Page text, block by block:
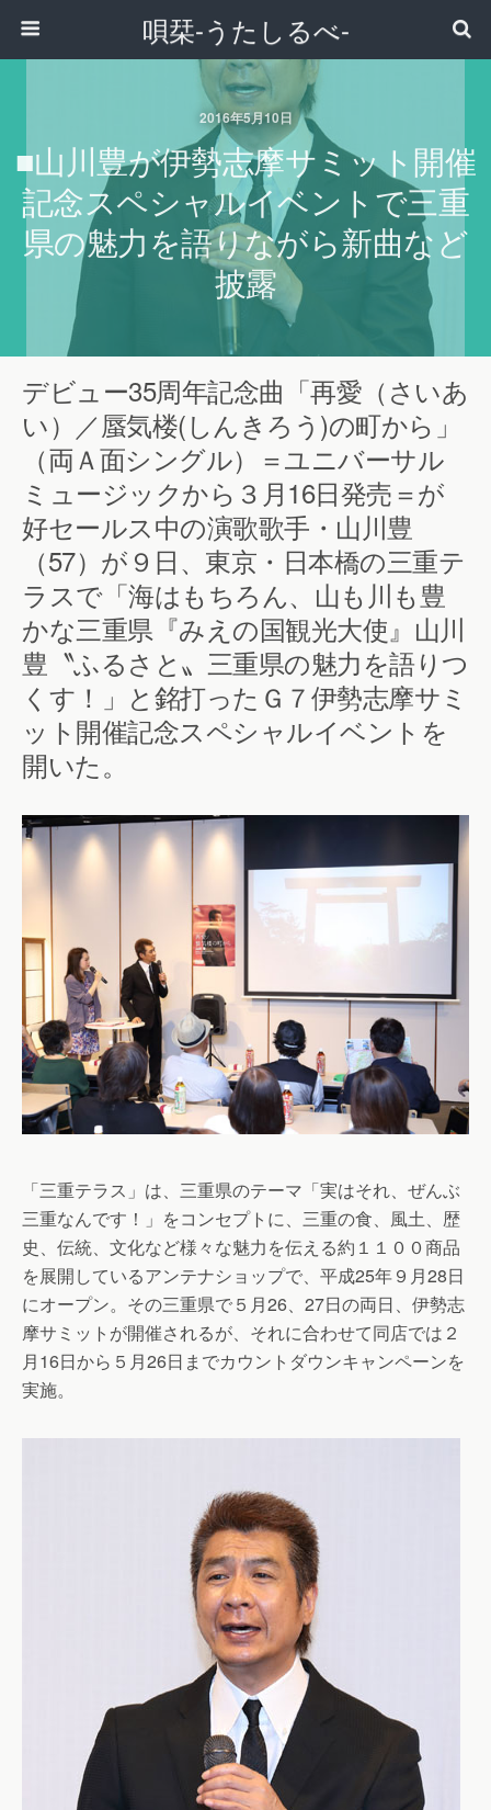
唄栞-うたしるべ-
2016年5月10日
■山川豊が伊勢志摩サミット開催
記念スペシャルイベントで三重
県の魅力を語りながら新曲など
披露
デビュー35周年記念曲「再愛（さいあ
い）／蜃気楼(しんきろう)の町から」
（両Ａ面シングル）＝ユニバーサル
ミュージックから３月16日発売＝が
好セールス中の演歌歌手・山川豊
（57）が９日、東京・日本橋の三重テ
ラスで「海はもちろん、山も川も豊
かな三重県『みえの国観光大使』山川
豊〝ふるさと〟三重県の魅力を語りつ
くす！」と銘打ったＧ７伊勢志摩サミ
ット開催記念スペシャルイベントを
開いた。
「三重テラス」は、三重県のテーマ「実はそれ、ぜんぶ
三重なんです！」をコンセプトに、三重の食、風土、歴
史、伝統、文化など様々な魅力を伝える約１１００商品
を展開しているアンテナショップで、平成25年９月28日
にオープン。その三重県で５月26、27日の両日、伊勢志
摩サミットが開催されるが、それに合わせて同店では２
月16日から５月26日までカウントダウンキャンペーンを
実施。